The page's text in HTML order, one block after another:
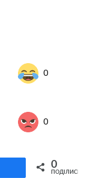
0
0
Поділитися0
ПОДІЛИСЬ